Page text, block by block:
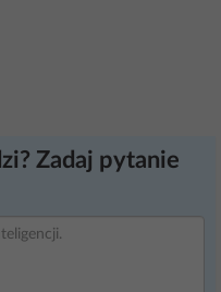
Zadaj pytanie